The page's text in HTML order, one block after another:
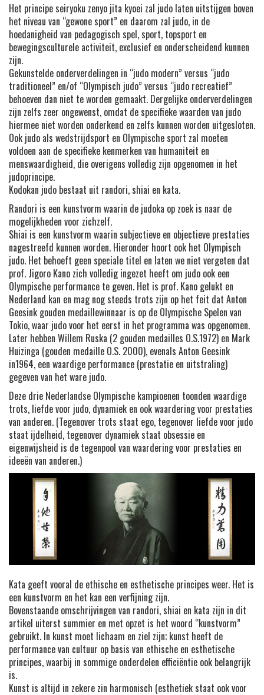
Het principe seiryoku zenyo jita kyoei zal judo laten uitstijgen boven
het niveau van “gewone sport” en daarom zal judo, in de
hoedanigheid van pedagogisch spel, sport, topsport en
bewegingsculturele activiteit, exclusief en onderscheidend kunnen
zijn.
Gekunstelde onderverdelingen in “judo modern” versus “judo
traditioneel” en/of “Olympisch judo” versus “judo recreatief”
behoeven dan niet te worden gemaakt. Dergelijke onderverdelingen
zijn zelfs zeer ongewenst, omdat de specifieke waarden van judo
hiermee niet worden onderkend en zelfs kunnen worden uitgesloten.
Ook judo als wedstrijdsport en Olympische sport zal moeten
voldoen aan de specifieke kenmerken van humaniteit en
menswaardigheid, die overigens volledig zijn opgenomen in het
judoprincipe.
Kodokan judo bestaat uit randori, shiai en kata.
Randori is een kunstvorm waarin de judoka op zoek is naar de
mogelijkheden voor zichzelf.
Shiai is een kunstvorm waarin subjectieve en objectieve prestaties
nagestreefd kunnen worden. Hieronder hoort ook het Olympisch
judo. Het behoeft geen speciale titel en laten we niet vergeten dat
prof. Jigoro Kano zich volledig ingezet heeft om judo ook een
Olympische performance te geven. Het is prof. Kano gelukt en
Nederland kan en mag nog steeds trots zijn op het feit dat Anton
Geesink gouden medaillewinnaar is op de Olympische Spelen van
Tokio, waar judo voor het eerst in het programma was opgenomen.
Later hebben Willem Ruska (2 gouden medailles O.S.1972) en Mark
Huizinga (gouden medaille O.S. 2000), evenals Anton Geesink
in1964, een waardige performance (prestatie en uitstraling)
gegeven van het ware judo.
Deze drie Nederlandse Olympische kampioenen toonden waardige
trots, liefde voor judo, dynamiek en ook waardering voor prestaties
van anderen. (Tegenover trots staat ego, tegenover liefde voor judo
staat ijdelheid, tegenover dynamiek staat obsessie en
eigenwijsheid is de tegenpool van waardering voor prestaties en
ideeën van anderen.)
Kata geeft vooral de ethische en esthetische principes weer. Het is
een kunstvorm en het kan een verfijning zijn.
Bovenstaande omschrijvingen van randori, shiai en kata zijn in dit
artikel uiterst summier en met opzet is het woord “kunstvorm”
gebruikt. In kunst moet lichaam en ziel zijn; kunst heeft de
performance van cultuur op basis van ethische en esthetische
principes, waarbij in sommige onderdelen efficiëntie ook belangrijk
is.
Kunst is altijd in zekere zin harmonisch (esthetiek staat ook voor